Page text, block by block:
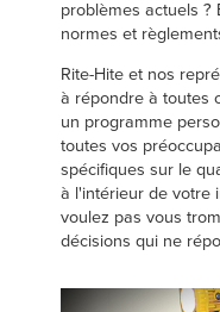
Deutsch
Italiano
Dutch
ASIA PACIFIC
English
+33
problèmes actuels ?
normes et
Rite-Hite et nos
à répondre à toutes
un programme
toutes vos
spécifiques sur le
à l'intérieur de votre
voulez pas vous
décisions qui ne